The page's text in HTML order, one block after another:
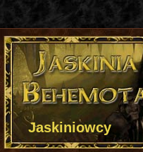
Jaskiniowcy